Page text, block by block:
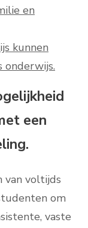
en
kunnen
onderwijs.
een
van voltijds
om
vaste